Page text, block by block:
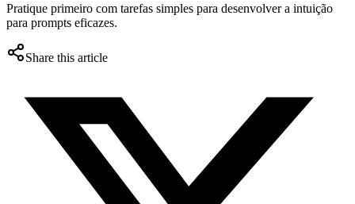
Pratique primeiro com tarefas simples para desenvolver a intuição
para prompts eficazes.
Share this article